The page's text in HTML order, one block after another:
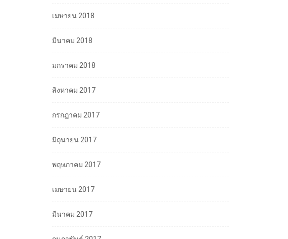
เมษายน 2018
มีนาคม 2018
มกราคม 2018
สิงหาคม 2017
กรกฎาคม 2017
มิถุนายน 2017
พฤษภาคม 2017
เมษายน 2017
มีนาคม 2017